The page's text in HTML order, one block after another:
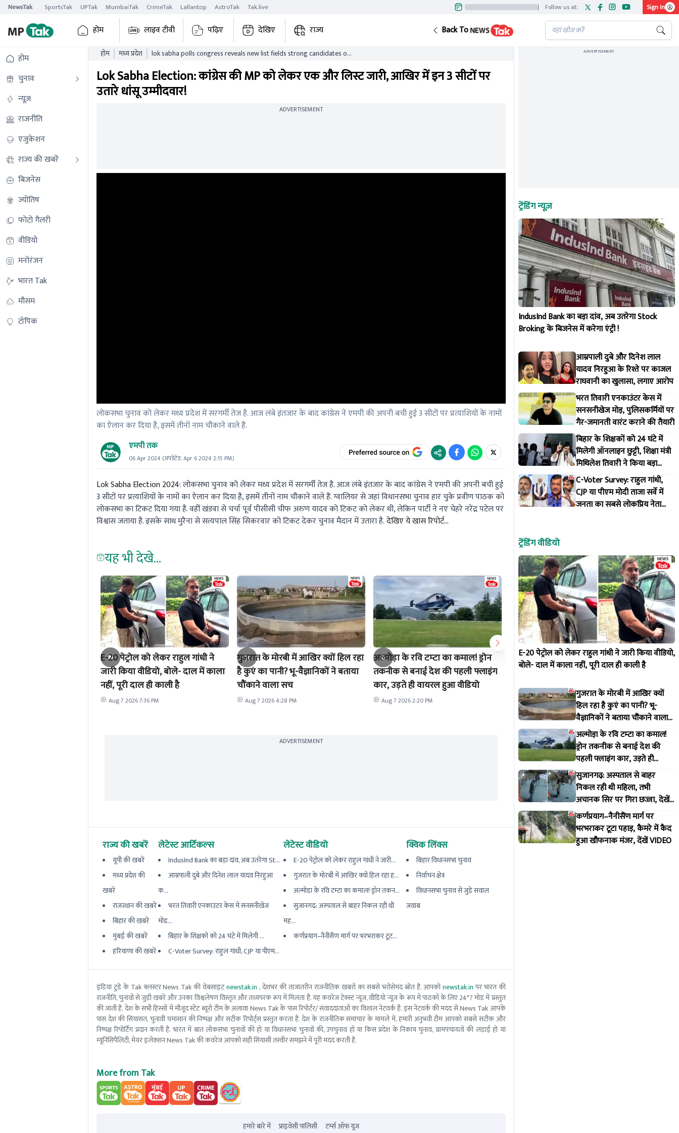
NewsTak SportsTak UPTak MumbaiTak CrimeTak Lallantop AstroTak Tak.live | Follow us at: Sign In
होम लाइव टीवी पढ़िए देखिए राज्य Back To
होम
चुनाव
न्यूज़
राजनीति
एजुकेशन
राज्य की खबरें
बिजनेस
ज्योतिष
फोटो गैलरी
वीडियो
मनोरंजन
भारत Tak
मौसम
टॉपिक
होम मध्य प्रदेश
lok sabha polls congress reveals new list fields strong candidates on
Lok Sabha Election: कांग्रेस की MP को लेकर एक और लिस्ट जारी, आखिर में इन 3 सीटों पर
उतारे धांसू उम्मीदवार!
ADVERTISEMENT
लोकसभा चुनाव को लेकर मध्य प्रदेश में सरगर्मी तेज है. आज लंबे इंतजार के बाद कांग्रेस ने एमपी की अपनी बची हुई 3 सीटों पर प्रत्याशियों के नामों
का ऐलान कर दिया है, इसमें तीनों नाम चौंकाने वाले हैं.
एमपी तक
06 Apr 2024 (अपडेटेड: Apr 6 2024 2:15 PM)
Lok Sabha Election 2024:लोकसभा चुनाव को लेकर मध्य प्रदेश में सरगर्मी तेज है. आज लंबे इंतजार के बाद कांग्रेस ने एमपी की अपनी बची हुई
3 सीटों पर प्रत्याशियों के नामों का ऐलान कर दिया है, इसमें तीनों नाम चौंकाने वाले हैं. ग्वालियर से जहां विधानसभा चुनाव हार चुके प्रवीण पाठक को
लोकसभा का टिकट दिया गया है. वहीं खंडवा से चर्चा पूर्व पीसीसी चीफ अरुण यादव को टिकट को लेकर थी, लेकिन पार्टी ने नए चेहरे नरेंद्र पटेल पर
विश्वास जताया है. इसके साथ मुरैना से सत्यपाल सिंह सिकरवार को टिकट देकर चुनाव मैदान में उतारा है.देखिए ये खास रिपोर्ट...
यह भी देखे...
E-20 पेट्रोल को लेकर राहुल गांधी ने
जारी किया वीडियो, बोले- दाल में काला
नहीं, पूरी दाल ही काली है
Aug 7 2026 7:36 PM
गुजरात के मोरबी में आखिर क्यों हिल रहा
है कुएं का पानी? भू-वैज्ञानिकों ने बताया
चौंकाने वाला सच
Aug 7 2026 4:28 PM
अल्मोड़ा के रवि टम्टा का कमाल! ड्रोन
तकनीक से बनाई देश की पहली फ्लाइंग
कार, उड़ते ही वायरल हुआ वीडियो
Aug 7 2026 2:20 PM
सुजानगढ़: अस्पताल से बाहर निकल रही
थी महिला, तभी अचानक सिर पर गिरा
छज्जा, देखें VIDEO
Aug 5 2026 4:58 PM
मंजर,
Aug 3
ADVERTISEMENT
राज्य की खबरें
यूपी की खबरें
मध्य प्रदेश की
खबरें
राजस्थान की खबरें
बिहार की खबरें
मुंबई की खबरें
हरियाणा की खबरें
लेटेस्ट आर्टिकल्स
IndusInd Bank का बड़ा दांव, अब उतरेगा St...
आम्रपाली दुबे और दिनेश लाल यादव निरहुआ
क...
भरत तिवारी एनकाउंटर केस में सनसनीखेज
मोड...
बिहार के शिक्षकों को 24 घंटे में मिलेगी ...
C-Voter Survey: राहुल गांधी, CJP या पीएम...
लेटेस्ट वीडियो
E-20 पेट्रोल को लेकर राहुल गांधी ने जारी...
गुजरात के मोरबी में आखिर क्यों हिल रहा ह...
अल्मोड़ा के रवि टम्टा का कमाल! ड्रोन तकन...
सुजानगढ़: अस्पताल से बाहर निकल रही थी
मह...
कर्णप्रयाग–नैनीसैंण मार्ग पर भरभराकर टूट...
क्विक लिंक्स
बिहार विधानसभा चुनाव
निर्वाचन क्षेत्र
विधानसभा चुनाव से जुड़े सवाल
जवाब
इंडिया टुडे के Tak क्लस्टर News Tak की वेबसाइटnewstak.in , देशभर की ताजातरीन राजनीतिक खबरों का सबसे भरोसेमंद स्रोत है. आपकोnewstak.in पर भारत की
राजनीति, चुनावों से जुड़ी खबरें और उनका विश्वलेषण विस्तृत और तथ्यपरक रूप में मिलता है. यह कवरेज टेक्स्ट न्यूज, वीडियो न्यूज के रूप में पाठकों के लिए 24*7 मोड में प्रस्तुत
की जाती है. देश के सभी हिस्सों में मौजूद स्टेट ब्यूरो टीम के अलावा News Tak के पास रिपोर्टर/ संवाददाताओं का विशाल नेटवर्क है. इस नेटवर्क की मदद से News Tak आपके
पास देश की सियासत, चुनावी घमासान की निष्पक्ष और सटीक रिपोर्ट्स प्रस्तुत करता है. देश के राजनीतिक समाचार के मामले में, हमारी अनुभवी टीम आपको सबसे सटीक और
निष्पक्ष रिपोर्टिंग प्रदान करती है. भारत में बात लोकसभा चुनावों की हो या विधानसभा चुनावों की, उपचुनाव हों या किस प्रदेश के निकाय चुनाव, ग्रामपंचायतों की लड़ाई हो या
म्यूनिसिपैलिटी, मेयर इलेक्शन News Tak की कवरेज आपको सही सियासी तस्वीर समझने में पूरी मदद करती है.
More from Tak
हमारे बारे में प्राइवेसी पालिसी टर्म्स ऑफ यूज
ADVERTISEMENT
ट्रेंडिंग न्यूज़
IndusInd Bank का बड़ा दांव, अब उतरेगा Stock
Broking के बिजनेस में करेगा एंट्री !
आम्रपाली दुबे और दिनेश लाल
यादव निरहुआ के रिश्ते पर काजल
राघवानी का खुलासा, लगाए आरोप
भरत तिवारी एनकाउंटर केस में
सनसनीखेज मोड़, पुलिसकर्मियों पर
गैर-जमानती वारंट कराने की तैयारी
बिहार के शिक्षकों को 24 घंटे में
मिलेगी ऑनलाइन छुट्टी, शिक्षा मंत्री
मिथिलेश तिवारी ने किया बड़ा
इंतजाम
C-Voter Survey: राहुल गांधी,
CJP या पीएम मोदी ताजा सर्वे में
जनता का सबसे लोकप्रिय नेता
ट्रेंडिंग वीडियो
E-20 पेट्रोल को लेकर राहुल गांधी ने जारी किया वीडियो,
बोले- दाल में काला नहीं, पूरी दाल ही काली है
गुजरात के मोरबी में आखिर क्यों
हिल रहा है कुएं का पानी? भू-
वैज्ञानिकों ने बताया चौंकाने वाला
सच
अल्मोड़ा के रवि टम्टा का कमाल!
ड्रोन तकनीक से बनाई देश की
पहली फ्लाइंग कार, उड़ते ही
वायरल हुआ वीडियो
सुजानगढ़: अस्पताल से बाहर
निकल रही थी महिला, तभी
अचानक सिर पर गिरा छज्जा, देखें
VIDEO
कर्णप्रयाग–नैनीसैंण मार्ग पर
भरभराकर टूटा पहाड़, कैमरे में कैद
हुआ खौफनाक मंजर, देंखें VIDEO